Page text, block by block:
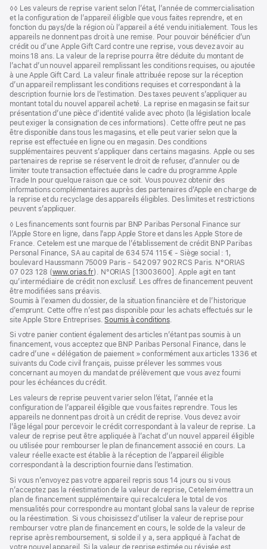
une
Note
de
bas
de
page
◊◊ Les valeurs de reprise varient selon l’état, l’année de commercialisation
et la configuration de l’appareil éligible que vous faites reprendre, et en
fonction du pays/de la région où l’appareil a été vendu initialement. Tous les
appareils ne donnent pas droit à une remise. Pour pouvoir bénéficier d’un
crédit ou d’une Apple Gift Card contre une reprise, vous devez avoir au
moins 18 ans. La valeur de la reprise pourra être déduite du montant de
l’achat d’un nouvel appareil remplissant les conditions requises, ou ajoutée
à une Apple Gift Card. La valeur finale attribuée repose sur la réception
d’un appareil remplissant les conditions requises et correspondant à la
description fournie lors de l’estimation. Des taxes peuvent s’appliquer au
montant total du nouvel appareil acheté. La reprise en magasin se fait sur
présentation d’une pièce d’identité valide avec photo (la législation locale
peut exiger la consignation de ces informations). Cette offre peut ne pas
être disponible dans tous les magasins, et elle peut varier selon que la
reprise est effectuée en ligne ou en magasin. Des conditions
supplémentaires peuvent s’appliquer dans certains magasins. Apple ou ses
partenaires de reprise se réservent le droit de refuser, d’annuler ou de
limiter toute transaction effectuée dans le cadre du programme Apple
Trade In pour quelque raison que ce soit. Vous pouvez obtenir des
informations complémentaires auprès des partenaires d’Apple en charge de
la reprise et du recyclage des appareils éligibles. Des limites et restrictions
peuvent s’appliquer.
Note
de
bas
de
page
◊ Les financements sont fournis par BNP Paribas Personal Finance sur
l’Apple Store en ligne, dans l’app Apple Store et dans les Apple Store de
France. Cetelem est une marque de l’établissement de crédit BNP Paribas
Personal Finance, SA au capital de 634 574 115 € - Siège social : 1,
boulevard Haussmann 75009 Paris - 542 097 902 RCS Paris. N°ORIAS
07 023 128 (www.orias.fr(s’ouvre
dans
une
nouvelle
fenêtre)
). N°ORIAS [13003600]. Apple agit en tant
qu’intermédiaire de crédit non exclusif. Les offres de financement peuvent
être modifiées sans préavis.
Soumis à l’examen du dossier, de la situation financière et de l’historique
d’emprunt. Cette offre n’est pas disponible pour les achats effectués sur le
site Apple Store Entreprises. Soumis à conditions
une
nouvelle
fenêtre)
Si votre panier contient également des articles n’étant pas soumis à un
financement, vous acceptez que BNP Paribas Personal Finance, dans le
cadre d’une « délégation de paiement » conformément aux articles 1336 et
suivants du Code civil français, puisse prélever les sommes vous
concernant au moyen du mandat de prélèvement que vous avez fourni
pour les échéances du crédit.
Les valeurs de reprise peuvent varier selon l’état, l’année et la
configuration de l’appareil éligible que vous faites reprendre. Tous les
appareils ne donnent pas droit à un crédit de reprise. Vous devez avoir
l’âge légal pour percevoir le crédit correspondant à la valeur de reprise. La
valeur de reprise peut être appliquée à l’achat d’un nouvel appareil éligible
ou utilisée pour rembourser le plan de financement associé en cours. La
valeur réelle exacte est établie à la réception de l’appareil éligible
correspondant à la description fournie dans l’estimation.
Si vous n’envoyez pas votre appareil repris sous 14 jours ou si vous
n’acceptez pas la réestimation de la valeur de reprise, Cetelem émettra un
plan de financement supplémentaire qui recalculera le total de vos
mensualités pour correspondre au montant global sans la valeur de reprise
ou la réestimation. Si vous choisissez d’utiliser la valeur de reprise pour
rembourser votre plan de financement en cours, le solde de la valeur de
reprise après remboursement, si solde il y a, sera appliqué à l’achat de
votre nouvel appareil. Si la valeur de reprise estimée ou révisée est